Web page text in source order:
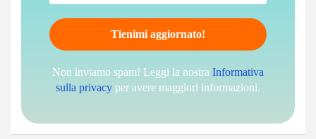
Non inviamo spam! Leggi la nostra Informativa
sulla privacy per avere maggiori informazioni.